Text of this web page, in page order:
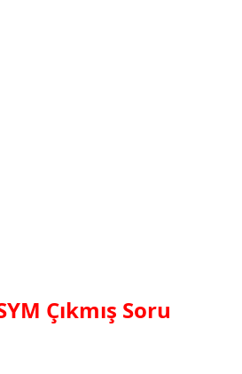
Çıkmış Soru